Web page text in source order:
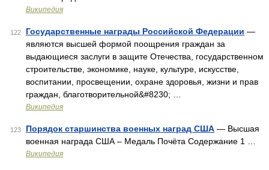
Википедия
122 Государственные награды Российской Федерации —
являются высшей формой поощрения граждан за
выдающиеся заслуги в защите Отечества, государственном
строительстве, экономике, науке, культуре, искусстве,
воспитании, просвещении, охране здоровья, жизни и прав
граждан, благотворительной&#8230; …
Википедия
123 Порядок старшинства военных наград США — Высшая
военная награда США – Медаль Почёта Содержание 1 …
Википедия